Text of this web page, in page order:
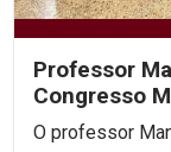
Professor
Congresso
O professor